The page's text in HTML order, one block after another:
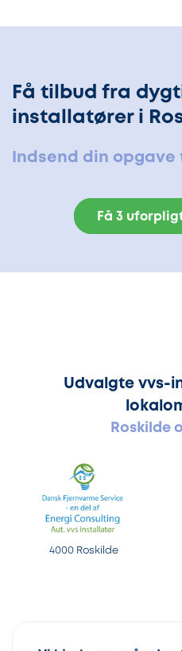
Få tilbud fra
installatører i
Indsend din
Få 3
Udvalgte vvs-
Roskilde
4000 Roskilde